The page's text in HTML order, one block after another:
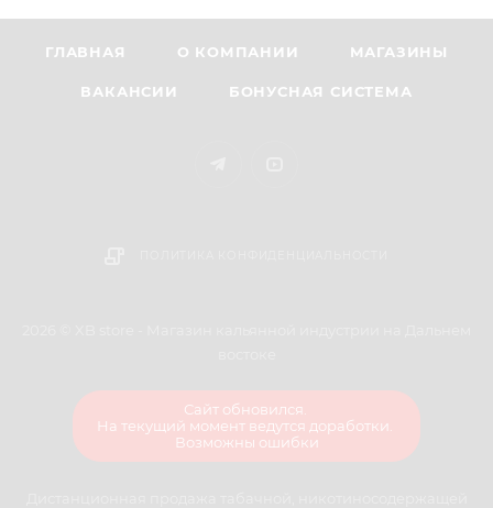
ГЛАВНАЯ О КОМПАНИИ МАГАЗИНЫ
ВАКАНСИИ БОНУСНАЯ СИСТЕМА
Сайт обновился.
На текущий момент ведутся доработки.
Возможны ошибки